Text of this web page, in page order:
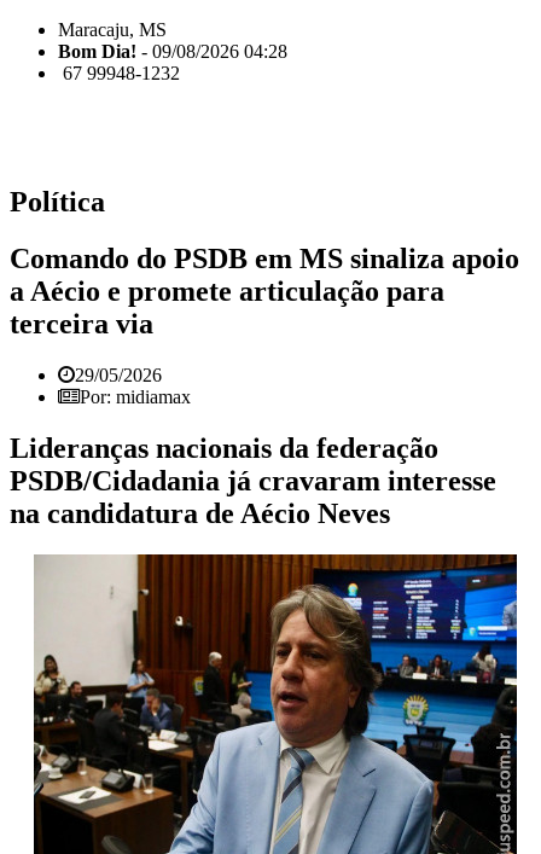
Maracaju, MS
Bom Dia! - 09/08/2026 04:28
67 99948-1232
Política
Comando do PSDB em MS sinaliza apoio
a Aécio e promete articulação para
terceira via
29/05/2026
Por: midiamax
Lideranças nacionais da federação
PSDB/Cidadania já cravaram interesse
na candidatura de Aécio Neves